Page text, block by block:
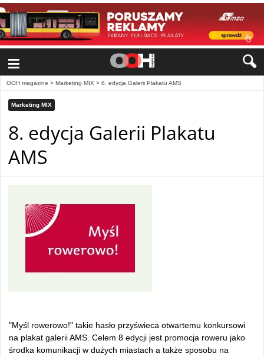
≡
OOH magazine > Marketing MIX > 8. edycja Galerii Plakatu AMS
Marketing MIX
8. edycja Galerii Plakatu
AMS
"Myśl rowerowo!" takie hasło przyświeca otwartemu konkursowi
na plakat galerii AMS. Celem 8 edycji jest promocja roweru jako
środka komunikacji w dużych miastach a także sposobu na